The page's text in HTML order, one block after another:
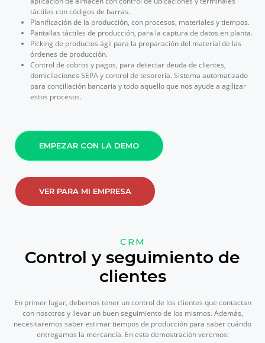
táctiles con códigos de barras.
Planificación de la producción, con procesos, materiales y tiempos.
Pantallas táctiles de producción, para la captura de datos en planta.
Picking de productos ágil para la preparación del material de las
órdenes de producción.
Control de cobros y pagos, para detectar deuda de clientes,
domicilaciones SEPA y control de tesorería. Sistema automatizado
para conciliación bancaria y todo aquello que nos ayude a agilizar
estos procesos.
EMPEZAR CON LA DEMO
VER PARA MI EMPRESA
CRM
Control y seguimiento de
clientes
En primer lugar, debemos tener un control de los clientes que contactan
con nosotros y llevar un buen seguimiento de los mismos. Además,
necesitaremos saber estimar tiempos de producción para saber cuándo
entregamos la mercancía. En esta demostración veremos: